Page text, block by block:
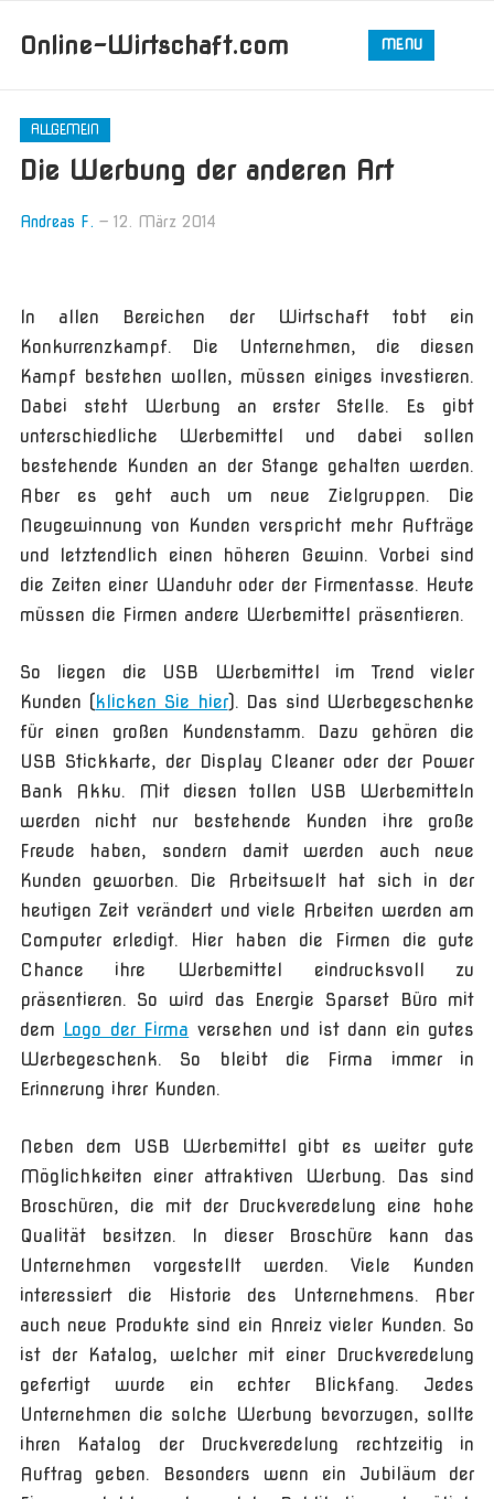
Online-Wirtschaft.com MENU
ALLGEMEIN
Die Werbung der anderen Art
Andreas F. — 12. März 2014
In allen Bereichen der Wirtschaft tobt ein
Konkurrenzkampf. Die Unternehmen, die diesen
Kampf bestehen wollen, müssen einiges investieren.
Dabei steht Werbung an erster Stelle. Es gibt
unterschiedliche Werbemittel und dabei sollen
bestehende Kunden an der Stange gehalten werden.
Aber es geht auch um neue Zielgruppen. Die
Neugewinnung von Kunden verspricht mehr Aufträge
und letztendlich einen höheren Gewinn. Vorbei sind
die Zeiten einer Wanduhr oder der Firmentasse. Heute
müssen die Firmen andere Werbemittel präsentieren.
So liegen die USB Werbemittel im Trend vieler
Kunden (klicken Sie hier). Das sind Werbegeschenke
für einen großen Kundenstamm. Dazu gehören die
USB Stickkarte, der Display Cleaner oder der Power
Bank Akku. Mit diesen tollen USB Werbemitteln
werden nicht nur bestehende Kunden ihre große
Freude haben, sondern damit werden auch neue
Kunden geworben. Die Arbeitswelt hat sich in der
heutigen Zeit verändert und viele Arbeiten werden am
Computer erledigt. Hier haben die Firmen die gute
Chance ihre Werbemittel eindrucksvoll zu
präsentieren. So wird das Energie Sparset Büro mit
dem Logo der Firma versehen und ist dann ein gutes
Werbegeschenk. So bleibt die Firma immer in
Erinnerung ihrer Kunden.
Neben dem USB Werbemittel gibt es weiter gute
Möglichkeiten einer attraktiven Werbung. Das sind
Broschüren, die mit der Druckveredelung eine hohe
Qualität besitzen. In dieser Broschüre kann das
Unternehmen vorgestellt werden. Viele Kunden
interessiert die Historie des Unternehmens. Aber
auch neue Produkte sind ein Anreiz vieler Kunden. So
ist der Katalog, welcher mit einer Druckveredelung
gefertigt wurde ein echter Blickfang. Jedes
Unternehmen die solche Werbung bevorzugen, sollte
ihren Katalog der Druckveredelung rechtzeitig in
Auftrag geben. Besonders wenn ein Jubiläum der